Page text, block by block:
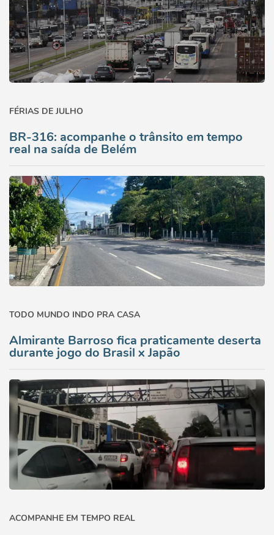
FÉRIAS DE JULHO
BR-316: acompanhe o trânsito em tempo
real na saída de Belém
TODO MUNDO INDO PRA CASA
Almirante Barroso fica praticamente deserta
durante jogo do Brasil x Japão
ACOMPANHE EM TEMPO REAL